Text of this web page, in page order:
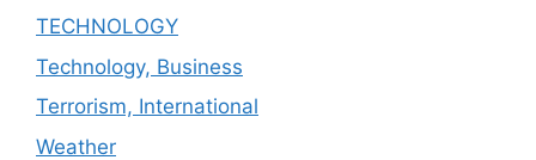
TECHNOLOGY
Technology, Business
Terrorism, International
Weather